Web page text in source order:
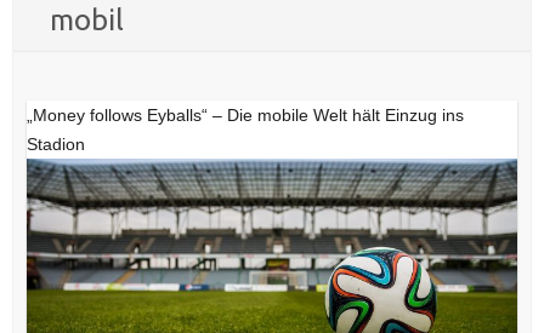
mobil
„Money follows Eyballs“ – Die mobile Welt hält Einzug ins
Stadion